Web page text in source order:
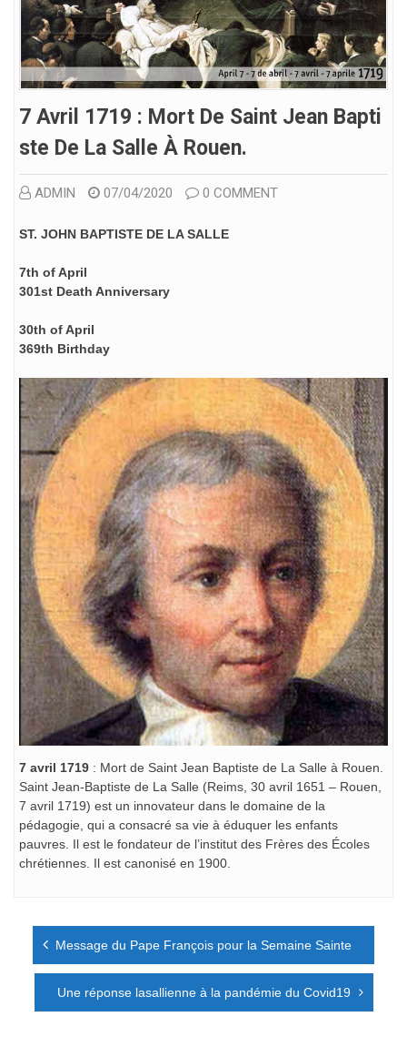
7 Avril 1719 : Mort De Saint Jean Bapti
Ste De La Salle À Rouen.
ADMIN 07/04/2020 0 COMMENT
ST. JOHN BAPTISTE DE LA SALLE
7th of April
301st Death Anniversary
30th of April
369th Birthday
7 avril 1719 : Mort de Saint Jean Baptiste de La Salle à Rouen.
Saint Jean-Baptiste de La Salle (Reims, 30 avril 1651 – Rouen,
7 avril 1719) est un innovateur dans le domaine de la
pédagogie, qui a consacré sa vie à éduquer les enfants
pauvres. Il est le fondateur de l’institut des Frères des Écoles
chrétiennes. Il est canonisé en 1900.
Navigation
l’article
Message du Pape François pour la Semaine Sainte
Une réponse lasallienne à la pandémie du Covid19